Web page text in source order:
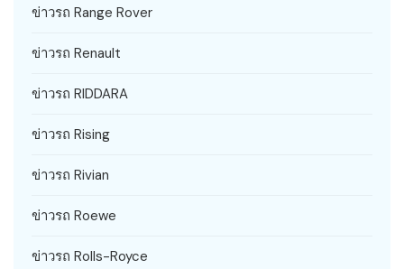
ข่าวรถ Range Rover
ข่าวรถ Renault
ข่าวรถ RIDDARA
ข่าวรถ Rising
ข่าวรถ Rivian
ข่าวรถ Roewe
ข่าวรถ Rolls-Royce